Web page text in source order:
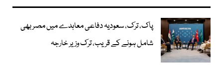
پاک، ترک، سعودیہ دفاعی معاہدے میں مصر بھی
شامل ہونے کے قریب، ترک وزیر خارجہ